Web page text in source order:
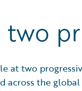
two
at two
across the